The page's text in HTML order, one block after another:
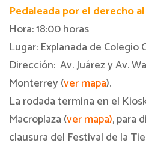
Pedaleada por el derecho
Hora: 18:00 horas
Lugar: Explanada de Colegio
Dirección: Av. Juárez y Av.
Monterrey (ver mapa).
La rodada termina en el
Macroplaza (ver mapa), para
clausura del Festival de la